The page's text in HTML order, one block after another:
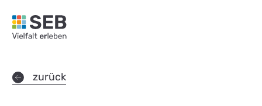
SEB Leipzig, Vielfalt erleben - zur Startseite
zurück